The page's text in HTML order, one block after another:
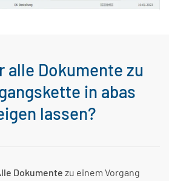
alle Dokumente zu
in abas
lassen?
Dokumente zu einem Vorgang